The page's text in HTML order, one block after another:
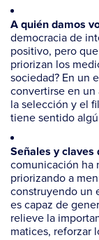
A quién damos
democracia de
positivo, pero
priorizan los
sociedad? En un
convertirse en un
la selección y el
tiene sentido
Señales y claves
comunicación ha
priorizando a
construyendo un
es capaz de
relieve la
matices, reforzar